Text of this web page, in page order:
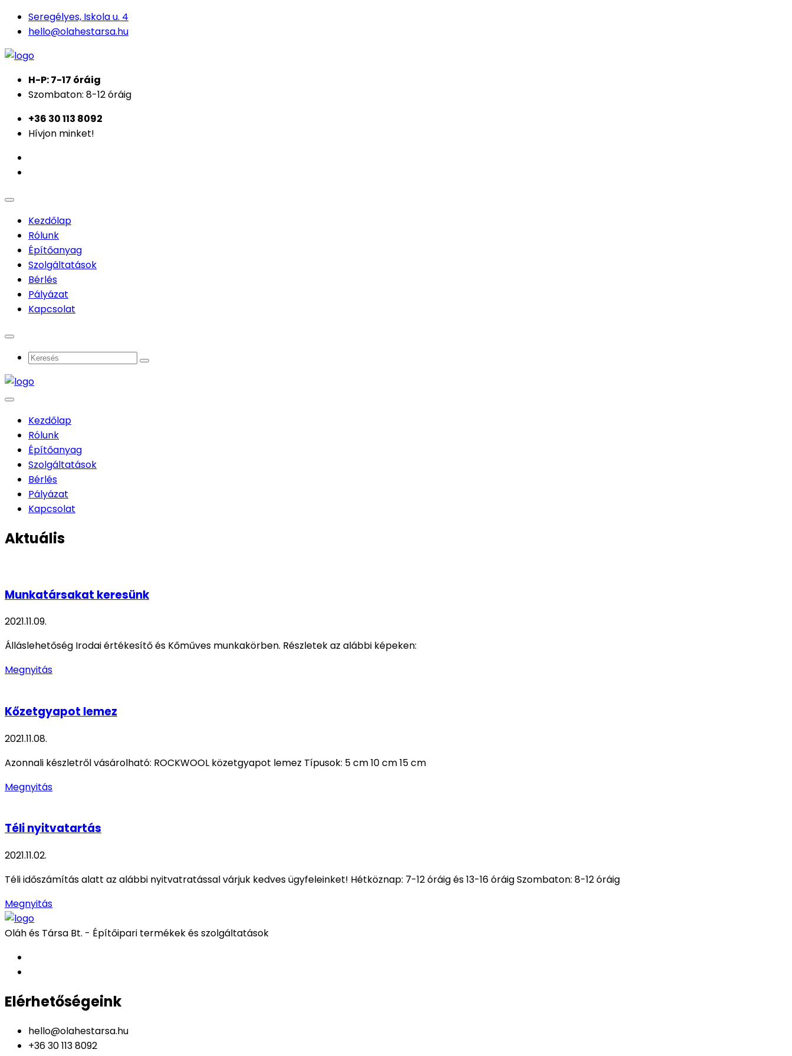
Seregélyes, Iskola u. 4
hello@olahestarsa.hu
H-P: 7-17 óráig
Szombaton: 8-12 óráig
+36 30 113 8092
Hívjon minket!
Kezdőlap
Rólunk
Építőanyag
Szolgáltatások
Bérlés
Pályázat
Kapcsolat
Kezdőlap
Rólunk
Építőanyag
Szolgáltatások
Bérlés
Pályázat
Kapcsolat
Aktuális
Munkatársakat keresünk
2021.11.09.
Álláslehetőség Irodai értékesítő és Kőműves munkakörben. Részletek az alábbi képeken:
Megnyitás
Kőzetgyapot lemez
2021.11.08.
Azonnali készletről vásárolható: ROCKWOOL közetgyapot lemez Típusok: 5 cm 10 cm 15 cm
Megnyitás
Téli nyitvatartás
2021.11.02.
Téli időszámítás alatt az alábbi nyitvatratással várjuk kedves ügyfeleinket! Hétköznap: 7-12 óráig és 13-16 óráig Szombaton: 8-12 óráig
Megnyitás
Oláh és Társa Bt. - Építőipari termékek és szolgáltatások
Elérhetőségeink
hello@olahestarsa.hu
+36 30 113 8092